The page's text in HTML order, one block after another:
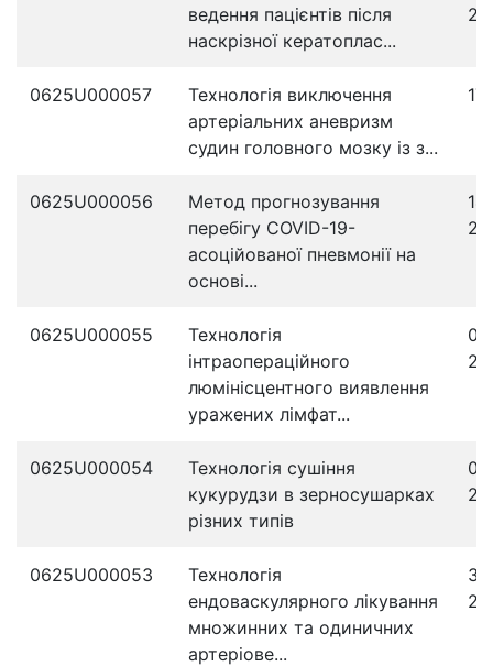
ведення пацієнтів після
наскрізної кератоплас...
0625U000057
Технологія виключення
артеріальних аневризм
судин головного мозку із з...
0625U000056
Метод прогнозування
перебігу COVID-19-
асоційованої пневмонії на
основі...
0625U000055
Технологія
інтраопераційного
люмінісцентного виявлення
уражених лімфат...
0625U000054
Технологія сушіння
кукурудзи в зерносушарках
різних типів
0625U000053
Технологія
ендоваскулярного лікування
множинних та одиничних
артеріове...